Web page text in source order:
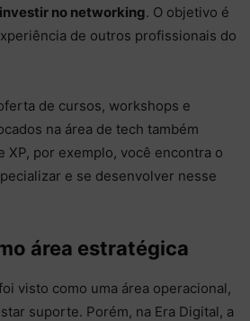
investir no networking. O objetivo é
de outros profissionais do
de cursos, workshops e
na área de tech também
XP, por exemplo, você encontra o
e se desenvolver nesse
área estratégica
visto como uma área operacional,
suporte. Porém, na Era Digital, a